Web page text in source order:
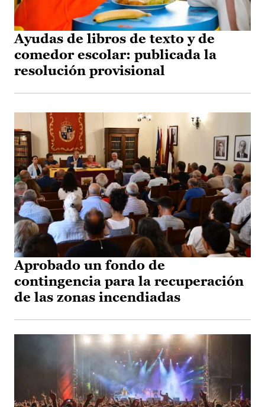
Ayudas de libros de texto y de
comedor escolar: publicada la
resolución provisional
Aprobado un fondo de
contingencia para la recuperación
de las zonas incendiadas